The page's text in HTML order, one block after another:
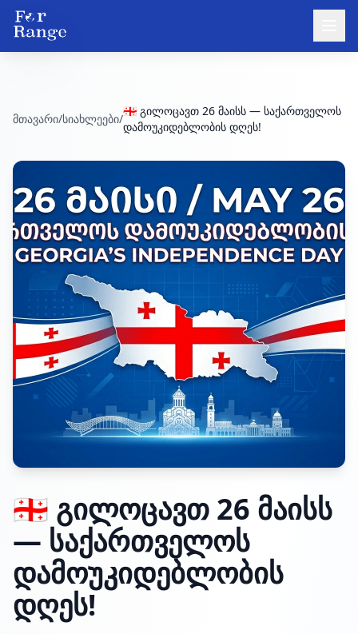
მთავარი/სიახლეები/
🇬🇪 გილოცავთ 26 მაისს — საქართველოს
დამოუკიდებლობის დღეს!
🇬🇪 გილოცავთ 26 მაისს
— საქართველოს
დამოუკიდებლობის
დღეს!